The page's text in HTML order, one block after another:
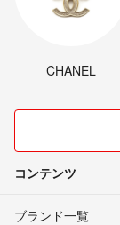
CHANEL
コンテンツ
ブランド一覧